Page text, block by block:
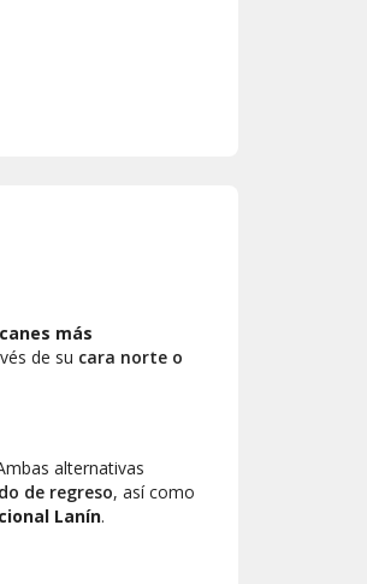
más
de su cara norte o
alternativas
de regreso, así como
Lanín.